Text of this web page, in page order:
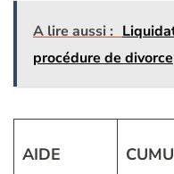
A lire aussi :
procédure de divorce
AIDE